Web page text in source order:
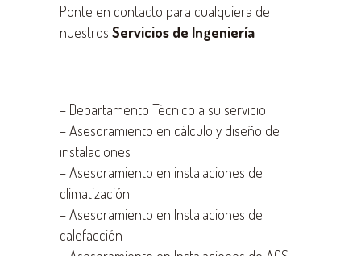
Ponte en contacto para cualquiera de
nuestros Servicios de Ingeniería
– Departamento Técnico a su servicio
–Asesoramiento en cálculo y diseño de
instalaciones
–Asesoramiento en instalaciones de
climatización
–Asesoramiento en Instalaciones de
calefacción